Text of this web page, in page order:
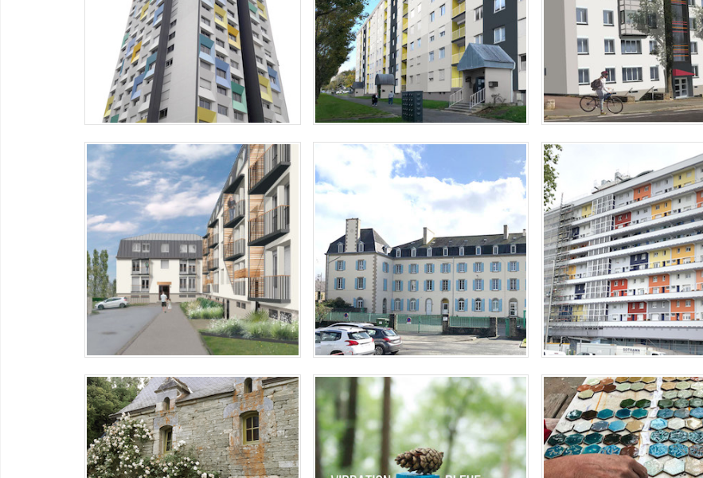
quartier Kervénanec nord à Lorient
PONT DE BUIS – HLM LE DRENIT
Projet de coloration de la résidence
HLM Le Drenit à
CARHAIX – ANCIEN COUVENT LES
URSULINES
Projet de coloration de l’ancien couvent
les Ursulines – Ecole
LORIENT, IMMEUBLE LES
Mise en couleur du
Echasses", patrimoine du
MAISON LE CORBOULO
Mise en couleur d'une longère à
l'appareillage de pierres aux teintes
vert de
SAINT-AIGNAN – VIBRATION BLEUE
SUR LE GR
Installation artistique éphémère sur le
GR
CÉRAMIQUE -
Céramique – Raku